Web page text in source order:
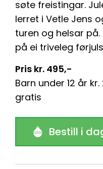
søte freistingar.
lerret i Vetle Jens
turen og helsar
på ei triveleg
Pris kr. 495,-
Barn under 12 år
gratis
Bestill i